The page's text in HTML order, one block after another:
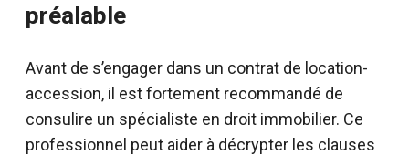
préalable
Avant de s’engager dans un contrat de location-
accession, il est fortement recommandé de
consulire un spécialiste en droit immobilier. Ce
professionnel peut aider à décrypter les clauses